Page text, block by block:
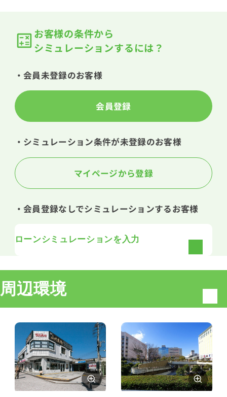
お客様の条件から
シミュレーションするには？
・会員未登録のお客様
会員登録
・シミュレーション条件が未登録のお客様
マイページから登録
・会員登録なしでシミュレーションするお客様
ローンシミュレーションを入力
周辺環境